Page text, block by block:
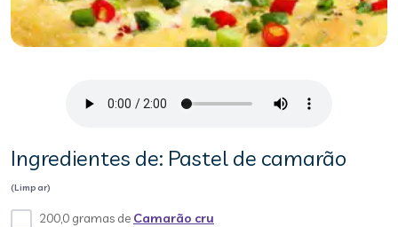
Ingredientes de: Pastel de camarão
(Limpar)
200,0 gramas de Camarão cru